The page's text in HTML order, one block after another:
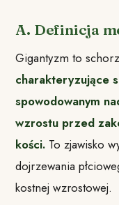
A. Definicja
Gigantyzm to
charakteryzujące
spowodowanym
wzrostu przed
kości. To zjawisko
dojrzewania
kostnej wzrostowej.